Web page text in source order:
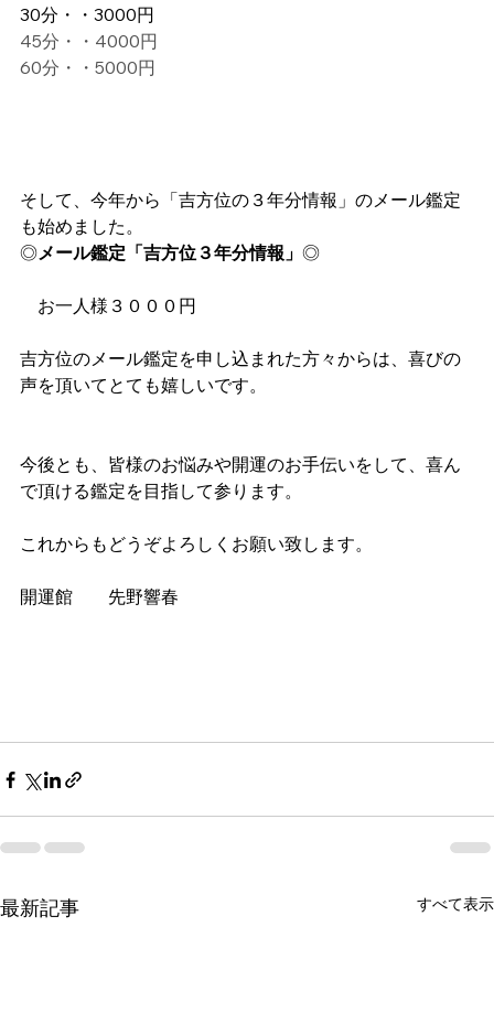
30分・・3000円
45分・・4000円
​​60分・・5000円
そして、今年から「吉方位の３年分情報」のメール鑑定
も始めました。
◎メール鑑定「吉方位３年分情報」 ◎
お一人様３０００円
吉方位のメール鑑定を申し込まれた方々からは、喜びの
声を頂いてとても嬉しいです。
今後とも、皆様のお悩みや開運のお手伝いをして、喜ん
で頂ける鑑定を目指して参ります。
これからもどうぞよろしくお願い致します。
開運館　　先野響春
最新記事 すべて表示